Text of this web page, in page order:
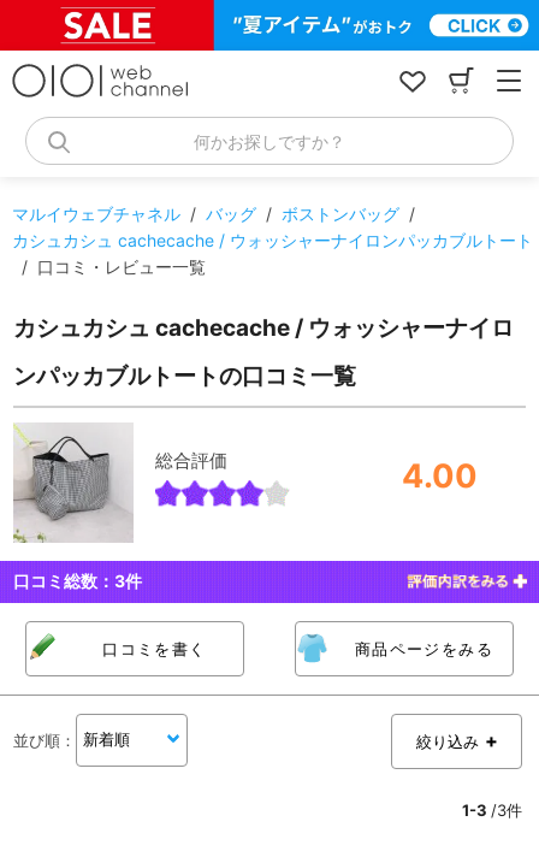
何かお探しですか？
マルイウェブチャネル / バッグ / ボストンバッグ /
カシュカシュ cachecache / ウォッシャーナイロンパッカブルトート
/ 口コミ・レビュー一覧
カシュカシュ cachecache / ウォッシャーナイロ
ンパッカブルトートの口コミ一覧
総合評価 4.00
口コミ総数：3件
口コミを書く 商品ページをみる
並び順 ： 絞り込み
1-3 /3件